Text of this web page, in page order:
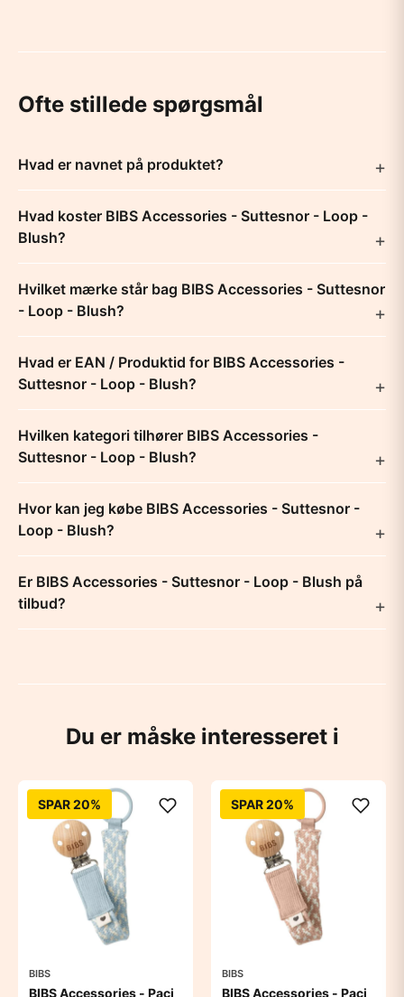
Ofte stillede spørgsmål
Hvad er navnet på produktet?
Hvad koster BIBS Accessories - Suttesnor - Loop -
Blush?
Hvilket mærke står bag BIBS Accessories - Suttesnor
- Loop - Blush?
Hvad er EAN / Produktid for BIBS Accessories -
Suttesnor - Loop - Blush?
Hvilken kategori tilhører BIBS Accessories -
Suttesnor - Loop - Blush?
Hvor kan jeg købe BIBS Accessories - Suttesnor -
Loop - Blush?
Er BIBS Accessories - Suttesnor - Loop - Blush på
tilbud?
Du er måske interesseret i
SPAR 20%
BIBS
BIBS Accessories - Paci
SPAR 20%
BIBS
BIBS Accessories - Paci